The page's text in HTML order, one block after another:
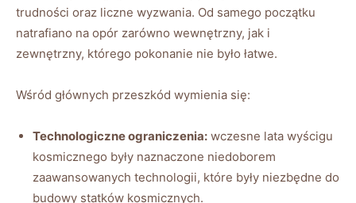
trudności oraz liczne wyzwania. Od samego początku
natrafiano na opór zarówno wewnętrzny, jak i
zewnętrzny, którego pokonanie nie było łatwe.
Wśród głównych przeszkód wymienia się:
Technologiczne ograniczenia: wczesne lata wyścigu
kosmicznego były naznaczone niedoborem
zaawansowanych technologii, które były niezbędne do
budowy statków kosmicznych.